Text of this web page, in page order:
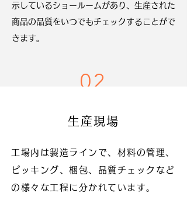
示しているショールームがあり、生産された
商品の品質をいつでもチェックすることがで
きます。
02
生産現場
工場内は製造ラインで、材料の管理、
ピッキング、梱包、品質チェックなど
の様々な工程に分かれています。